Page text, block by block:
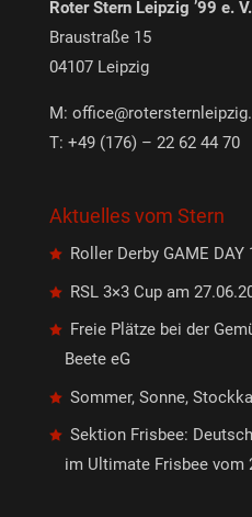
Roter Stern Leipzig ’99 e. V.
Braustraße 15
04107 Leipzig
M:
T: +49 (176) – 22 62 44 70
Aktuelles vom Stern
Roller Derby GAME DAY
RSL 3×3 Cup am
Freie Plätze bei der
Beete eG
Sommer, Sonne,
Sektion Frisbee:
im Ultimate Frisbee vom